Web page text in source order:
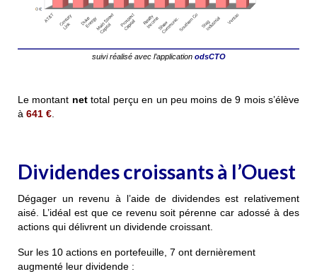
suivi réalisé avec l’application odsCTO
Le montant nettotal perçu en un peu moins de 9 mois s’élève
à 641 €
Dividendes croissants à l’Ouest
Dégager un revenu à l’aide de dividendes est relativement
aisé. L’idéal est que ce revenu soit pérenne car adossé à des
actions qui délivrent un dividende croissant.
Sur les 10 actions en portefeuille, 7 ont dernièrement
augmenté leur dividende :